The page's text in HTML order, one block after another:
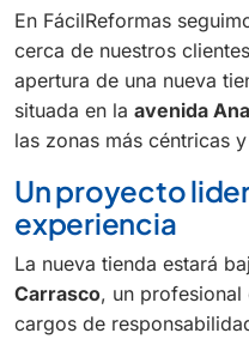
En FácilReformas
cerca de nuestros
apertura de una nueva
situada en la avenida
las zonas más céntricas
Un proyecto
experiencia
La nueva tienda estará
Carrasco, un profesional
cargos de